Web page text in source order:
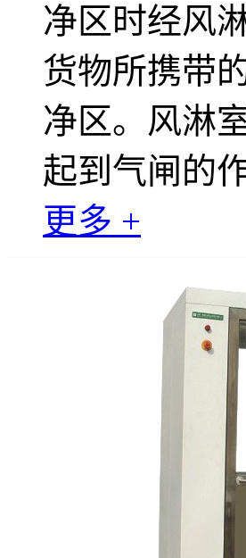
净区时经风
货物所携带
净区。风淋
起到气闸的
更多 +